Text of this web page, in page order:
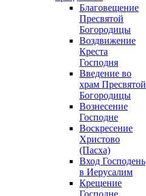
Благовещение
Пресвятой
Богородицы
Воздвижение
Креста
Господня
Введение во
храм Пресвятой
Богородицы
Вознесение
Господне
Воскресение
Христово
(Пасха)
Вход Господень
в Иерусалим
Крещение
Господне